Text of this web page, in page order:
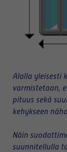
Alalla yleisesti
varmistetaan,
pituus sekä
kehykseen
Näin
suunnitellulla